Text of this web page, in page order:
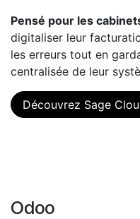
Pensé pour les
digitaliser leur
les erreurs tout en
centralisée de leur
Découvrez Sage
Odoo